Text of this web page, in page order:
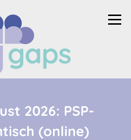
2026: PSP-
(online)